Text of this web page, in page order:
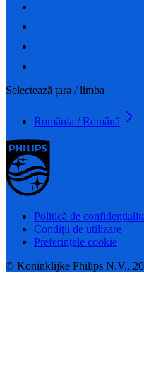
Selectează țara / limba
România / Română
Politică de
Condiţii de utilizare
Preferințele cookie
© Koninklijke Philips N.V.,